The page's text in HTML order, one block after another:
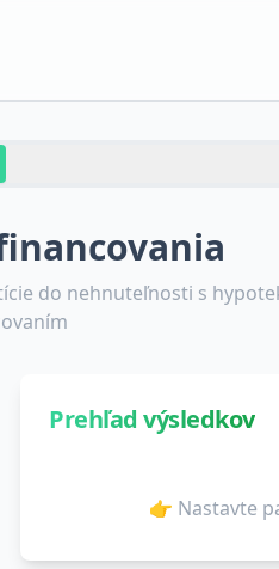
do nehnuteľnosti s
Prehľad výsledkov
👉 Nastavte